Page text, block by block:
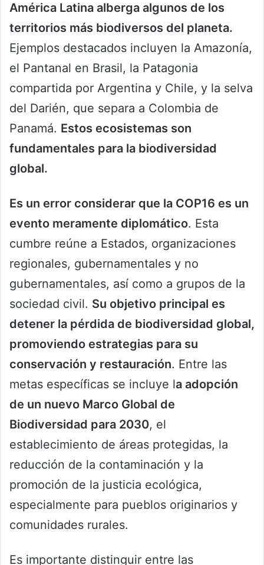
América Latina alberga algunos de los
territorios más biodiversos del planeta.
Ejemplos destacados incluyen la Amazonía,
el Pantanal en Brasil, la Patagonia
compartida por Argentina y Chile, y la selva
del Darién, que separa a Colombia de
Panamá. Estos ecosistemas son
fundamentales para la biodiversidad
global.
Es un error considerar que la COP16 es un
evento meramente diplomático. Esta
cumbre reúne a Estados, organizaciones
regionales, gubernamentales y no
gubernamentales, así como a grupos de la
sociedad civil. Su objetivo principal es
detener la pérdida de biodiversidad global,
promoviendo estrategias para su
conservación y restauración. Entre las
metas específicas se incluye la adopción
de un nuevo Marco Global de
Biodiversidad para 2030, el
establecimiento de áreas protegidas, la
reducción de la contaminación y la
promoción de la justicia ecológica,
especialmente para pueblos originarios y
comunidades rurales.
Es importante distinguir entre las